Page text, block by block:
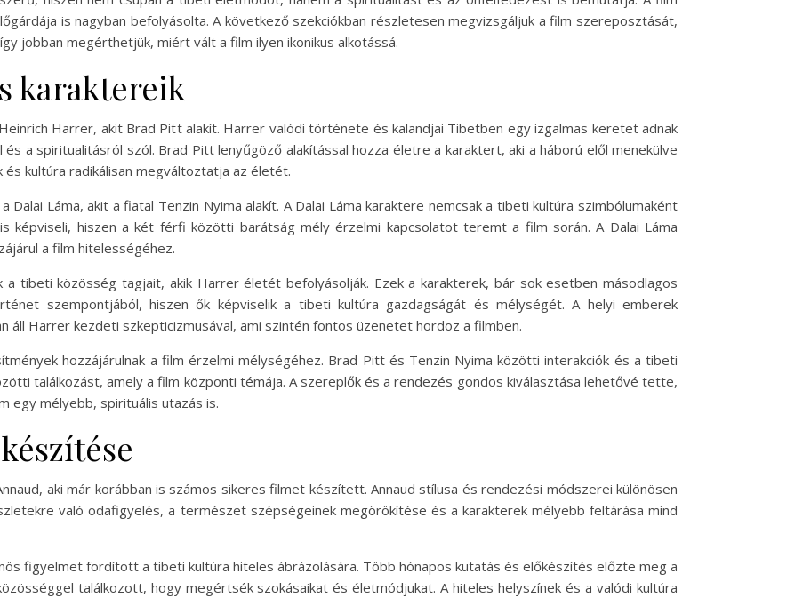
is nagyban befolyásolta. A következő szekciókban részletesen megvizsgáljuk a film szereposztását,
jobban megérthetjük, miért vált a film ilyen ikonikus alkotássá.
karaktereik
Harrer, akit Brad Pitt alakít. Harrer valódi története és kalandjai Tibetben egy izgalmas keretet adnak
a spiritualitásról szól. Brad Pitt lenyűgöző alakítással hozza életre a karaktert, aki a háború elől menekülve
kultúra radikálisan megváltoztatja az életét.
Láma, akit a fiatal Tenzin Nyima alakít. A Dalai Láma karaktere nemcsak a tibeti kultúra szimbólumaként
képviseli, hiszen a két férfi közötti barátság mély érzelmi kapcsolatot teremt a film során. A Dalai Láma
a film hitelességéhez.
tibeti közösség tagjait, akik Harrer életét befolyásolják. Ezek a karakterek, bár sok esetben másodlagos
szempontjából, hiszen ők képviselik a tibeti kultúra gazdagságát és mélységét. A helyi emberek
áll Harrer kezdeti szkepticizmusával, ami szintén fontos üzenetet hordoz a filmben.
hozzájárulnak a film érzelmi mélységéhez. Brad Pitt és Tenzin Nyima közötti interakciók és a tibeti
találkozást, amely a film központi témája. A szereplők és a rendezés gondos kiválasztása lehetővé tette,
egy mélyebb, spirituális utazás is.
aki már korábban is számos sikeres filmet készített. Annaud stílusa és rendezési módszerei különösen
való odafigyelés, a természet szépségeinek megörökítése és a karakterek mélyebb feltárása mind
figyelmet fordított a tibeti kultúra hiteles ábrázolására. Több hónapos kutatás és előkészítés előzte meg a
találkozott, hogy megértsék szokásaikat és életmódjukat. A hiteles helyszínek és a valódi kultúra